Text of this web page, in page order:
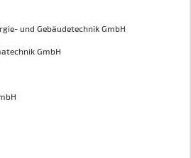
und Gebäudetechnik GmbH
GmbH